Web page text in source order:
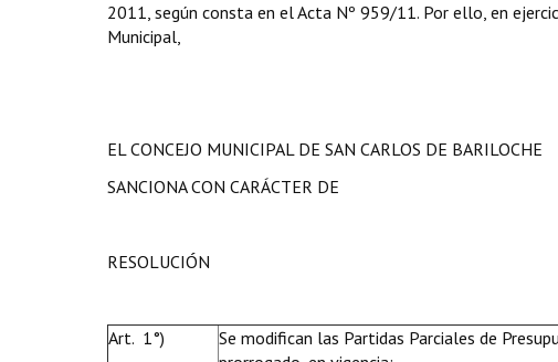
2011, según consta en el Acta Nº 959/11. Por ello, en
Municipal,
EL CONCEJO MUNICIPAL DE SAN CARLOS DE BARILOCHE
SANCIONA CON CARÁCTER DE
RESOLUCIÓN
Art. 1°)
Se modifican las Partidas Parciales de